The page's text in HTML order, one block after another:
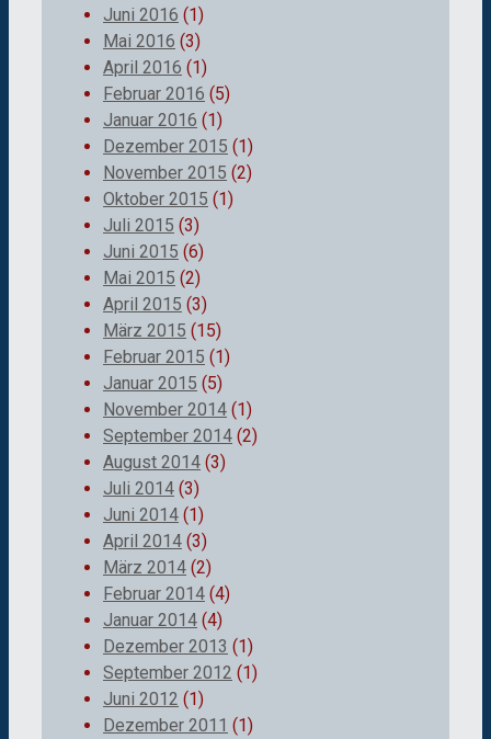
Juni 2016 (1)
Mai 2016 (3)
April 2016 (1)
Februar 2016 (5)
Januar 2016 (1)
Dezember 2015 (1)
November 2015 (2)
Oktober 2015 (1)
Juli 2015 (3)
Juni 2015 (6)
Mai 2015 (2)
April 2015 (3)
März 2015 (15)
Februar 2015 (1)
Januar 2015 (5)
November 2014 (1)
September 2014 (2)
August 2014 (3)
Juli 2014 (3)
Juni 2014 (1)
April 2014 (3)
März 2014 (2)
Februar 2014 (4)
Januar 2014 (4)
Dezember 2013 (1)
September 2012 (1)
Juni 2012 (1)
Dezember 2011 (1)